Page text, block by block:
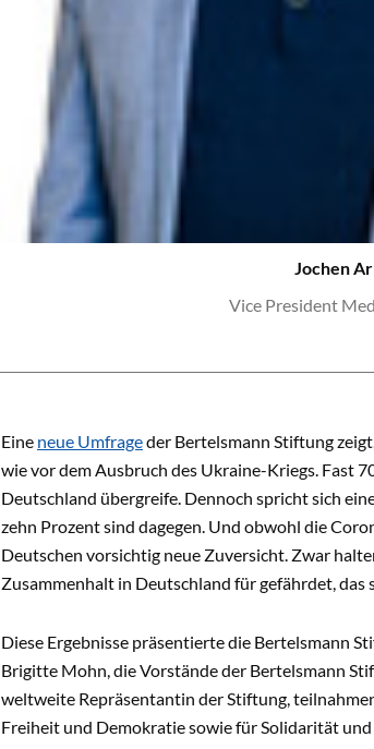
Jochen
Vice President
INHALT
Eine neue Umfrageder Bertelsmann Stiftung
wie vor dem Ausbruch des Ukra­ine-Kriegs. Fast
Deutschland übergreife. Dennoch spricht sich
zehn Prozent sind dagegen. Und obwohl die
Deutschen vorsichtig neue Zuversicht. Zwar
Zusammenhalt in Deutschland für gefährdet,
Diese Ergebnisse präsentierte die Bertelsmann
Brigitte Mohn, die Vorstände der Bertelsmann
weltweite Repräsentantin der Stiftung,
Freiheit und Demokratie sowie für Solidarität